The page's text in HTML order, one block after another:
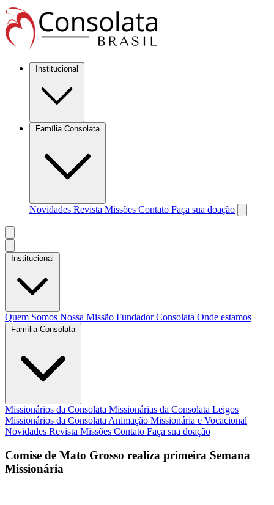
Institucional
Família Consolata
Novidades Revista Missões Contato Faça sua doação
Institucional
Quem Somos Nossa Missão FundadorConsolata Onde estamos
Família Consolata
Missionários da Consolata Missionárias da Consolata Leigos
Missionários da Consolata Animação Missionária e Vocacional
Novidades Revista Missões Contato Faça sua doação
Comise de Mato Grosso realiza primeira Semana
Missionária